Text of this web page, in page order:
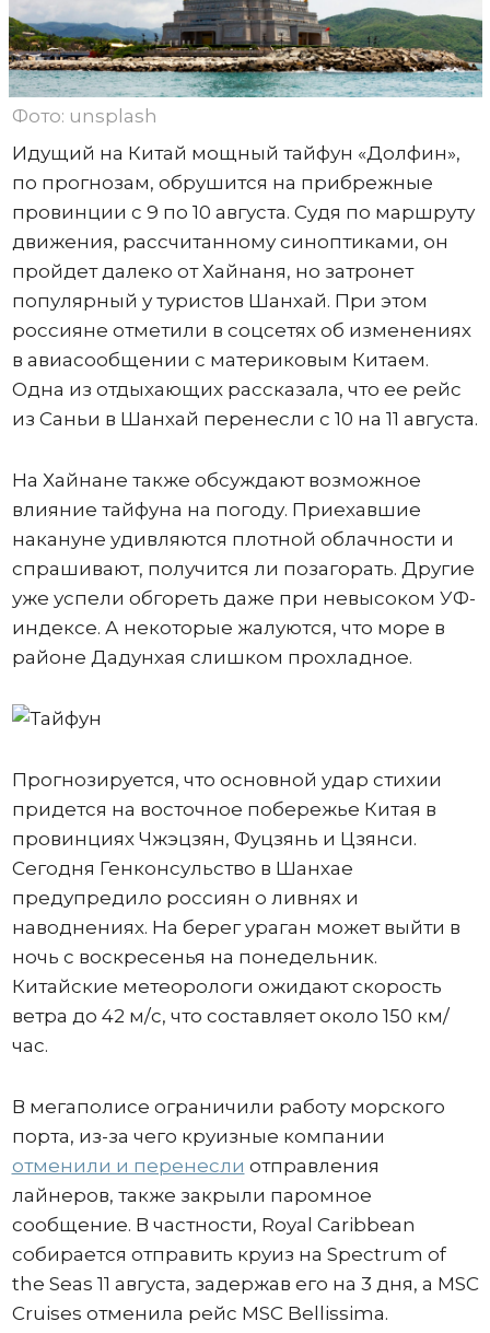
Фото: unsplash
Идущий на Китай мощный тайфун «Долфин»,
по прогнозам, обрушится на прибрежные
провинции с 9 по 10 августа. Судя по маршруту
движения, рассчитанному синоптиками, он
пройдет далеко от Хайнаня, но затронет
популярный у туристов Шанхай. При этом
россияне отметили в соцсетях об изменениях
в авиасообщении с материковым Китаем.
Одна из отдыхающих рассказала, что ее рейс
из Саньи в Шанхай перенесли с 10 на 11 августа.
На Хайнане также обсуждают возможное
влияние тайфуна на погоду. Приехавшие
накануне удивляются плотной облачности и
спрашивают, получится ли позагорать. Другие
уже успели обгореть даже при невысоком УФ-
индексе. А некоторые жалуются, что море в
районе Дадунхая слишком прохладное.
Прогнозируется, что основной удар стихии
придется на восточное побережье Китая в
провинциях Чжэцзян, Фуцзянь и Цзянси.
Сегодня Генконсульство в Шанхае
предупредило россиян о ливнях и
наводнениях. На берег ураган может выйти в
ночь с воскресенья на понедельник.
Китайские метеорологи ожидают скорость
ветра до 42 м/с, что составляет около 150 км/
час.
В мегаполисе ограничили работу морского
порта, из-за чего круизные компании
отменили и перенесли отправления
лайнеров, также закрыли паромное
сообщение. В частности, Royal Caribbean
собирается отправить круиз на Spectrum of
the Seas 11 августа, задержав его на 3 дня, а MSC
Cruises отменила рейс MSC Bellissima.